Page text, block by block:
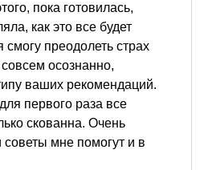
пока готовилась,
как это все будет
смогу преодолеть страх
осознанно,
ваших рекомендаций.
первого раза все
скованна. Очень
мне помогут и в